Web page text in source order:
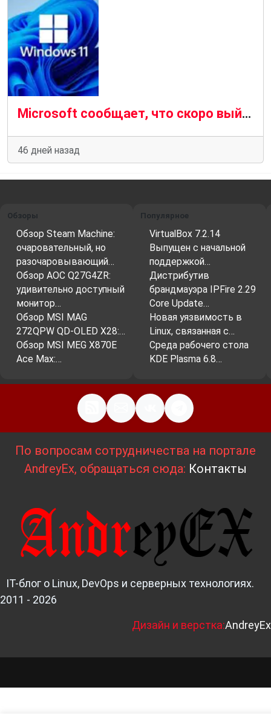
Microsoft сообщает, что скоро выйдет Windows 11 26H2, и подробно описывает процесс обновления
46 дней назад
Обзоры
Обзор Steam Machine:
очаровательный, но
разочаровывающий…
Обзор AOC Q27G4ZR:
удивительно доступный
монитор…
Обзор MSI MAG
272QPW QD-OLED X28:…
Обзор MSI MEG X870E
Ace Max:…
Популярное
VirtualBox 7.2.14
Выпущен с начальной
поддержкой…
Дистрибутив
брандмауэра IPFire 2.29
Core Update…
Новая уязвимость в
Linux, связанная с…
Среда рабочего стола
KDE Plasma 6.8…
По вопросам сотрудничества на портале
AndreyEx, обращаться сюда: Контакты
IT-блог о Linux, DevOps и серверных технологиях.
2011 - 2026
Дизайн и верстка:AndreyEx